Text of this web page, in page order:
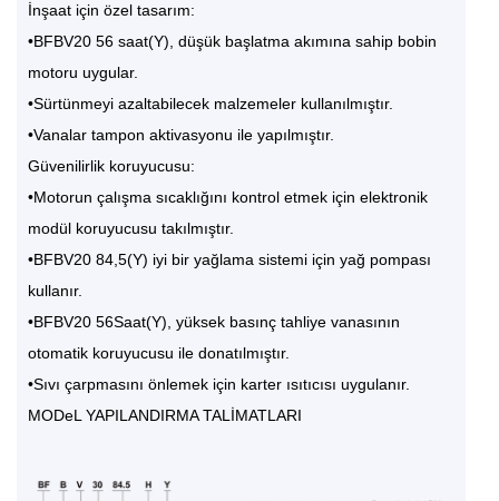
İnşaat için özel tasarım:
•BFBV20 56 saat(Y), düşük başlatma akımına sahip bobin
motoru uygular.
•Sürtünmeyi azaltabilecek malzemeler kullanılmıştır.
•Vanalar tampon aktivasyonu ile yapılmıştır.
Güvenilirlik koruyucusu:
•Motorun çalışma sıcaklığını kontrol etmek için elektronik
modül koruyucusu takılmıştır.
•BFBV20 84,5(Y) iyi bir yağlama sistemi için yağ pompası
kullanır.
•BFBV20 56Saat(Y), yüksek basınç tahliye vanasının
otomatik koruyucusu ile donatılmıştır.
•Sıvı çarpmasını önlemek için karter ısıtıcısı uygulanır.
MODeL YAPILANDIRMA TALİMATLARI